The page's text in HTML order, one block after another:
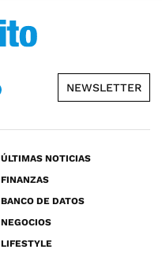
NEWSLETTER
ÚLTIMAS NOTICIAS
FINANZAS
BANCO DE DATOS
NEGOCIOS
LIFESTYLE